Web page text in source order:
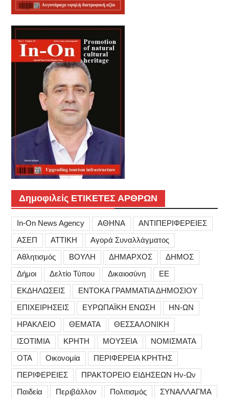
Δημοφιλείς ΕΤΙΚΕΤΕΣ ΑΡΘΡΩΝ
In-On News Agency ΑΘΗΝΑ
ΑΝΤΙΠΕΡΙΦΕΡΕΙΕΣ
ΑΣΕΠ
ΑΤΤΙΚΗ
Αγορά Συναλλάγματος
Αθλητισμός
ΒΟΥΛΗ ΔΗΜΑΡΧΟΣ
ΔΗΜΟΣ
Δήμοι
Δελτίο Τύπου Δικαιοσύνη
ΕΕ
ΕΚΔΗΛΩΣΕΙΣ
ΕΝΤΟΚΑ ΓΡΑΜΜΑΤΙΑ ΔΗΜΟΣΙΟΥ
ΕΠΙΧΕΙΡΗΣΕΙΣ
ΕΥΡΩΠΑΪΚΗ ΕΝΩΣΗ
ΗΝ-ΩΝ
ΗΡΑΚΛΕΙΟ
ΘΕΜΑΤΑ
ΘΕΣΣΑΛΟΝΙΚΗ
ΙΣΟΤΙΜΙΑ
ΚΡΗΤΗ ΜΟΥΣΕΙΑ
ΝΟΜΙΣΜΑΤΑ
ΟΤΑ
Οικονομία
ΠΕΡΙΦΕΡΕΙΑ ΚΡΗΤΗΣ
ΠΕΡΙΦΕΡΕΙΕΣ
ΠΡΑΚΤΟΡΕΙΟ ΕΙΔΗΣΕΩΝ Ην-Ων
Παιδεία
Περιβάλλον Πολιτισμός ΣΥΝΑΛΛΑΓΜΑ